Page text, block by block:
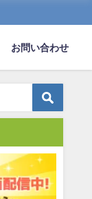
お問い合わせ